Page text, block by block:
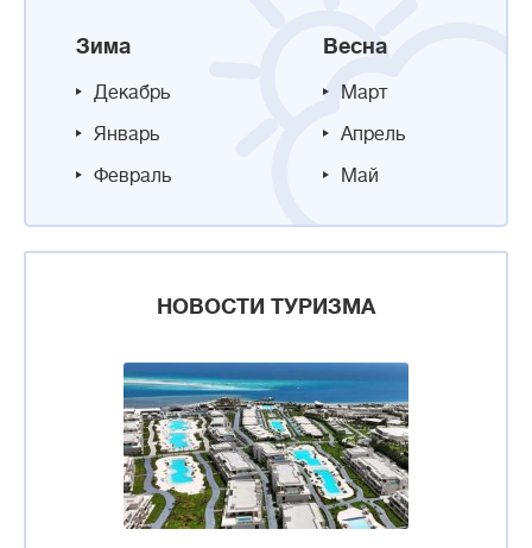
Зима
Декабрь
Январь
Февраль
Весна
Март
Апрель
Май
НОВОСТИ ТУРИЗМА